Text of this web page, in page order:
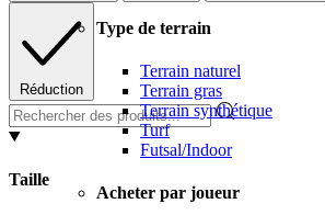
Type de terrain
Terrain naturel
Terrain gras
Terrain synthétique
Turf
Futsal/Indoor
Acheter par joueur
Réduction
Taille